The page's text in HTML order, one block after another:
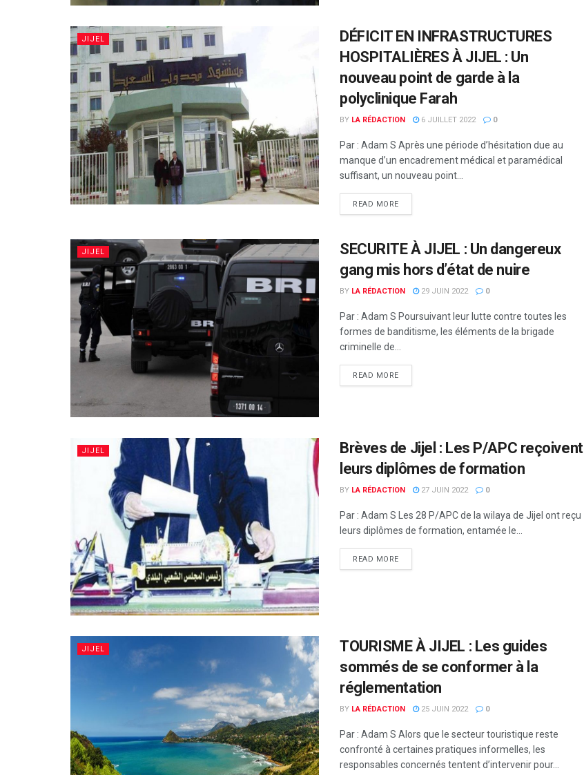
JIJEL
DÉFICIT EN INFRASTRUCTURES
HOSPITALIÈRES À JIJEL : Un
nouveau point de garde à la
polyclinique Farah
BY LA RÉDACTION 6 JUILLET 2022 0
Par : Adam S Après une période d’hésitation due au
manque d’un encadrement médical et paramédical
suffisant, un nouveau point...
READ MORE
JIJEL
SECURITE À JIJEL : Un dangereux
gang mis hors d’état de nuire
BY LA RÉDACTION 29 JUIN 2022 0
Par : Adam S Poursuivant leur lutte contre toutes les
formes de banditisme, les éléments de la brigade
criminelle de...
READ MORE
JIJEL
Brèves de Jijel : Les P/APC reçoivent
leurs diplômes de formation
BY LA RÉDACTION 27 JUIN 2022 0
Par : Adam S Les 28 P/APC de la wilaya de Jijel ont reçu
leurs diplômes de formation, entamée le...
READ MORE
JIJEL
TOURISME À JIJEL : Les guides
sommés de se conformer à la
réglementation
BY LA RÉDACTION 25 JUIN 2022 0
Par : Adam S Alors que le secteur touristique reste
confronté à certaines pratiques informelles, les
responsables concernés tentent d’intervenir pour...